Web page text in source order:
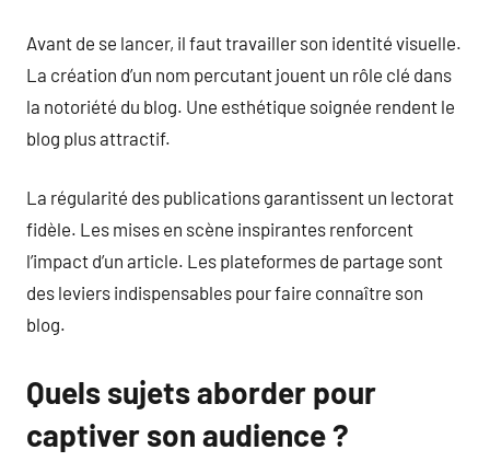
Avant de se lancer, il faut travailler son identité visuelle.
La création d’un nom percutant jouent un rôle clé dans
la notoriété du blog. Une esthétique soignée rendent le
blog plus attractif.
La régularité des publications garantissent un lectorat
fidèle. Les mises en scène inspirantes renforcent
l’impact d’un article. Les plateformes de partage sont
des leviers indispensables pour faire connaître son
blog.
Quels sujets aborder pour
captiver son audience ?